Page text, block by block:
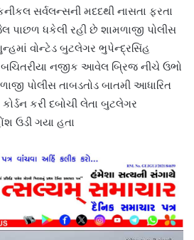
સર્વલન્સની મદદથી નાસતા ફરતા
પાછળ ધકેલી રહી છે શામળાજી પોલીસ
વોન્ટેડ બુટલેગર ભુપેન્દ્રસિંહ
નજીક આવેલ બ્રિજ નીચે ઉભો
પોલીસ તાબડતોડ બાતમી આધારિત
કરી દબોચી લેતા બુટલેગર
ઉડી ગયા હતા